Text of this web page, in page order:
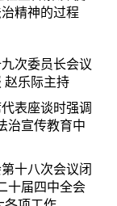
精神的过程
次委员长会议
赵乐际主持
表座谈时强调
治宣传教育中
十八次会议闭
十届四中全会